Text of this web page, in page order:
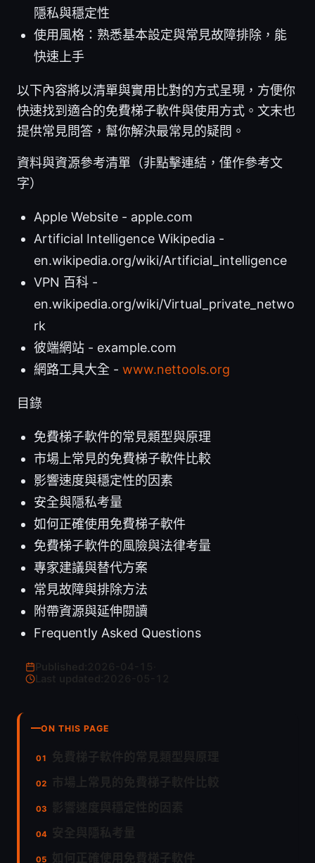
隱私與穩定性
使用風格：熟悉基本設定與常見故障排除，能
快速上手
以下內容將以清單與實用比對的方式呈現，方便你
快速找到適合的免費梯子軟件與使用方式。文末也
提供常見問答，幫你解決最常見的疑問。
資料與資源參考清單（非點擊連結，僅作參考文
字）
Apple Website - apple.com
Artificial Intelligence Wikipedia -
en.wikipedia.org/wiki/Artificial_intelligence
VPN 百科 -
en.wikipedia.org/wiki/Virtual_private_netwo
rk
彼端網站 - example.com
網路工具大全 - www.nettools.org
目錄
免費梯子軟件的常見類型與原理
市場上常見的免費梯子軟件比較
影響速度與穩定性的因素
安全與隱私考量
如何正確使用免費梯子軟件
免費梯子軟件的風險與法律考量
專家建議與替代方案
常見故障與排除方法
附帶資源與延伸閱讀
Frequently Asked Questions
Last updated:
ON THIS PAGE